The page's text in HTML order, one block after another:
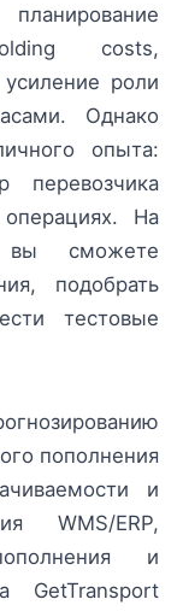
costs,
роли
Однако
опыта:
перевозчика
На
вы сможете
подобрать
тестовые
пополнения
и
WMS/ERP,
и
GetTransport